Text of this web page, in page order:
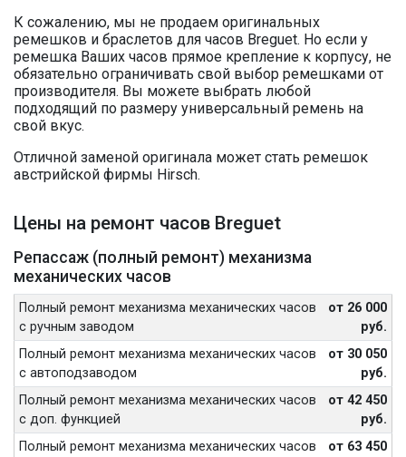
К сожалению, мы не продаем оригинальных
ремешков и браслетов для часов Breguet. Но если у
ремешка Ваших часов прямое крепление к корпусу, не
обязательно ограничивать свой выбор ремешками от
производителя. Вы можете выбрать любой
подходящий по размеру универсальный ремень на
свой вкус.
Отличной заменой оригинала может стать ремешок
австрийской фирмы Hirsch.
Цены на ремонт часов Breguet
Репассаж (полный ремонт) механизма
механических часов
Полный ремонт механизма механических часов
с ручным заводом
от 26 000
руб.
Полный ремонт механизма механических часов
с автоподзаводом
от 30 050
руб.
Полный ремонт механизма механических часов
с доп. функцией
от 42 450
руб.
Полный ремонт механизма механических часов
от 63 450